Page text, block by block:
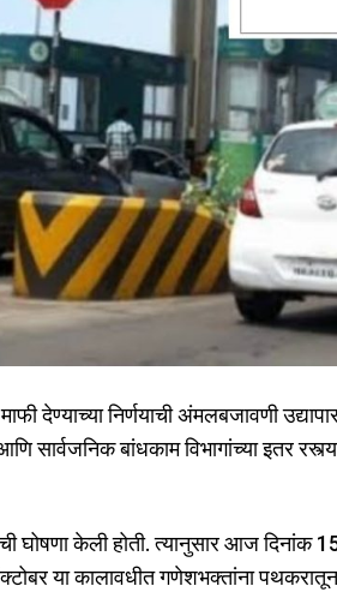
देण्याच्या निर्णयाची अंमलबजावणी
सार्वजनिक बांधकाम विभागांच्या इतर
केली होती. त्यानुसार आज दिनांक
या कालावधीत गणेशभक्तांना